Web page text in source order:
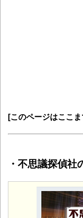
[このページはここ
・不思議探偵社